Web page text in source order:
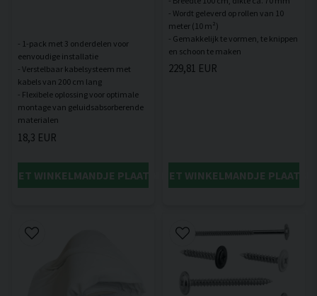
- 1-pack met 3 onderdelen voor
eenvoudige installatie
- Verstelbaar kabelsysteem met
kabels van 200 cm lang
- Flexibele oplossing voor optimale
montage van geluidsabsorberende
18,3 EUR
HET WINKELMANDJE PLAATSEN
- Wordt geleverd op rollen van 10
meter (10 m²)
- Gemakkelijk te vormen, te knippen
229,81 EUR
IN HET WINKELMANDJE